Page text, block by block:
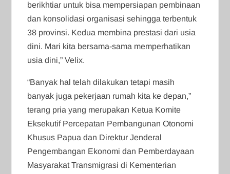
berikhtiar untuk bisa mempersiapan pembinaan
dan konsolidasi organisasi sehingga terbentuk
38 provinsi. Kedua membina prestasi dari usia
dini. Mari kita bersama-sama memperhatikan
usia dini,” Velix.
“Banyak hal telah dilakukan tetapi masih
banyak juga pekerjaan rumah kita ke depan,”
terang pria yang merupakan Ketua Komite
Eksekutif Percepatan Pembangunan Otonomi
Khusus Papua dan Direktur Jenderal
Pengembangan Ekonomi dan Pemberdayaan
Masyarakat Transmigrasi di Kementerian